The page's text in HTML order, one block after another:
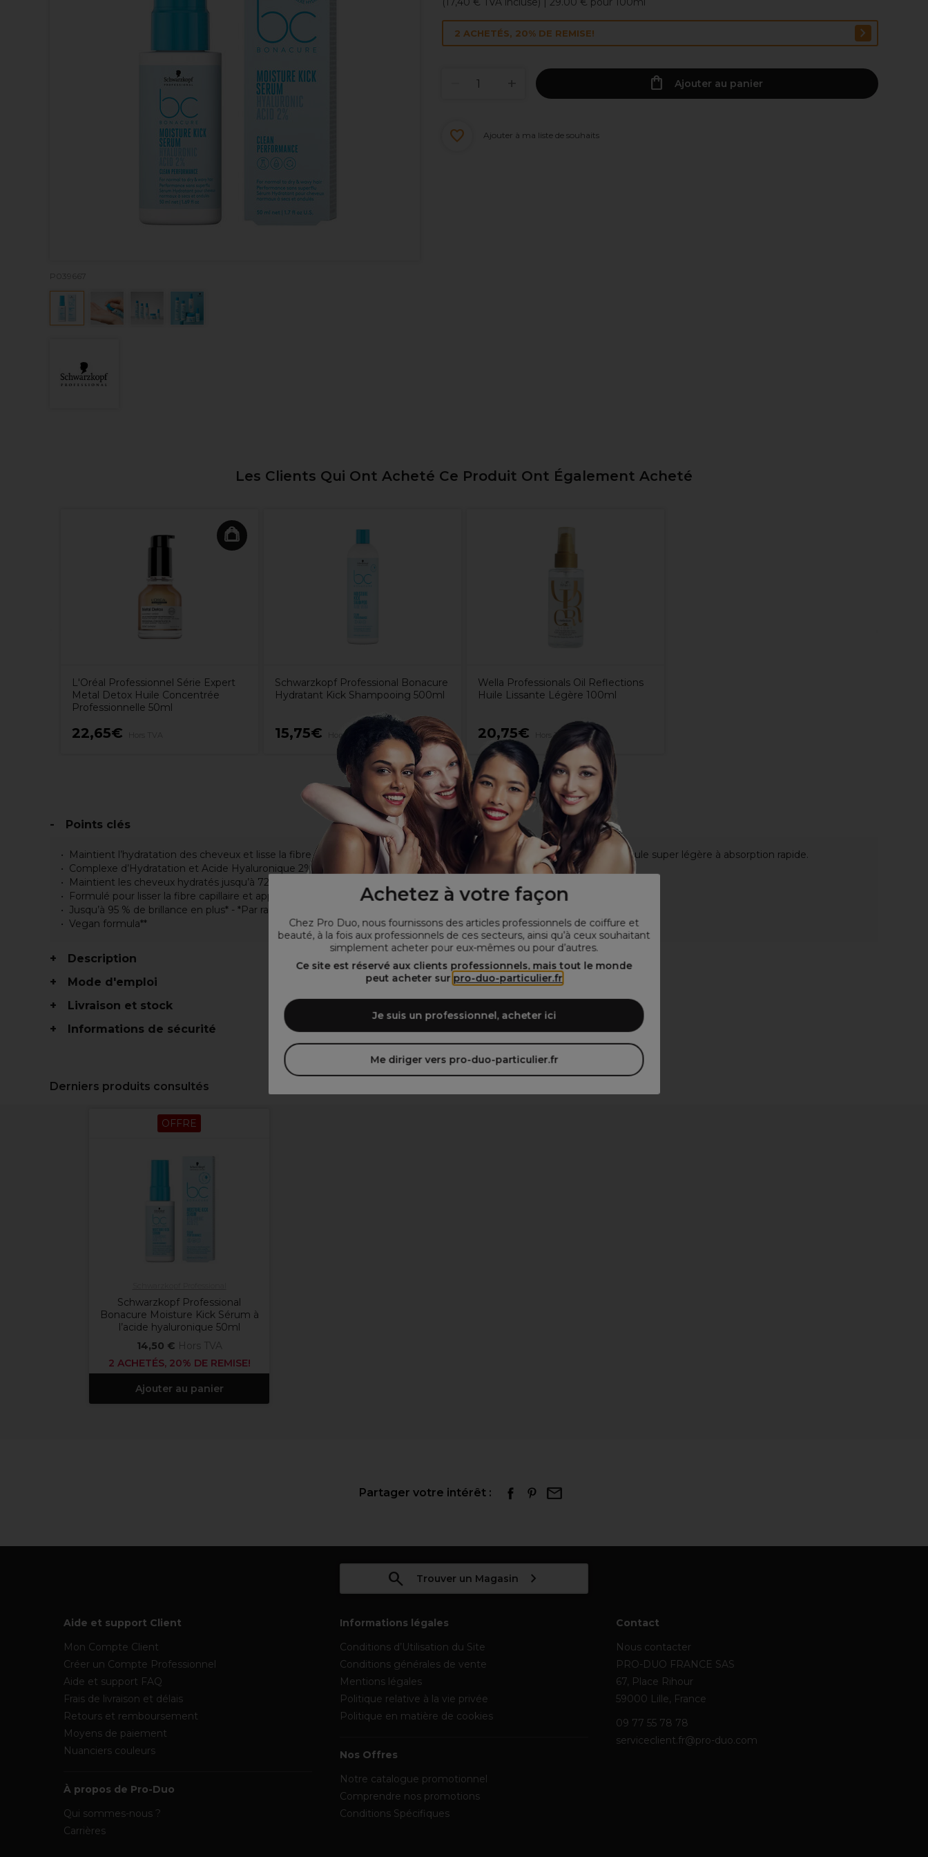
Achetez à votre façon
Chez Pro Duo, nous fournissons des articles professionnels de coiffure et
beauté, à la fois aux professionnels de ces secteurs, ainsi qu’à ceux souhaitant
simplement acheter pour eux-mêmes ou pour d’autres.
Ce site est réservé aux clients professionnels, mais tout le monde
peut acheter sur pro-duo-particulier.fr
Je suis un professionnel, acheter ici
Me diriger vers pro-duo-particulier.fr
P039667
2 ACHETÉS, 20% DE REMISE!
Ajouter au panier
Ajouter à ma liste de souhaits
Les Clients Qui Ont Acheté Ce Produit Ont Également Acheté
L'Oréal Professionnel Série Expert
Metal Detox Huile Concentrée
Professionnelle 50ml
22,65€
Schwarzkopf Professional Bonacure
Hydratant Kick Shampooing 500ml
15,75€ Hors TVA
Wella Professionals Oil Reflections
Huile Lissante Légère 100ml
20,75€ Hors TVA
Points clés
Maintient l’hydratation des cheveux et lisse la fibre capillaire pour cheveux normaux à secs et ondulés à bouclés. Formule super légère à absorption rapide.
Complexe d’Hydratation et Acide Hyaluronique 2%.
Maintient les cheveux hydratés jusqu’à 72 heures.
Formulé pour lisser la fibre capillaire et apporter de la brillance.
Jusqu’à 95 % de brillance en plus* - *Par rapport à un cheveu non traité
Vegan formula**
Description
Mode d'emploi
Livraison et stock
Informations de sécurité
Derniers produits consultés
OFFRE
Schwarzkopf Professional
Bonacure Moisture Kick Sérum à
l’acide hyaluronique 50ml
14,50 € Hors TVA
2 ACHETÉS, 20% DE REMISE!
Ajouter au panier
Partager votre intérêt :
Trouver un Magasin
Aide et support Client
Mon Compte Client
Créer un Compte Professionnel
Aide et support FAQ
Frais de livraison et délais
Retours et remboursement
Moyens de paiement
Nuanciers couleurs
À propos de Pro-Duo
Qui sommes-nous ?
Carrières
Informations légales
Conditions d’Utilisation du Site
Conditions générales de vente
Mentions légales
Politique relative à la vie privée
Politique en matière de cookies
Nos Offres
Notre catalogue promotionnel
Comprendre nos promotions
Conditions Spécifiques
Contact
Nous contacter
PRO-DUO FRANCE SAS
67, Place Rihour
59000 Lille, France
09 77 55 78 78
serviceclient.fr@pro-duo.com